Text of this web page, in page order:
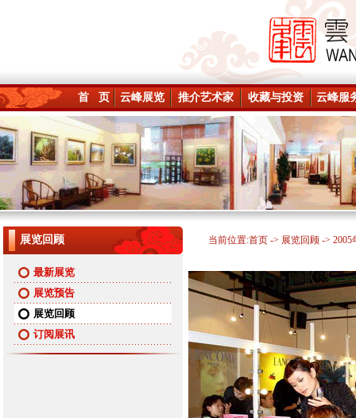
首 页 云峰展览 推介艺术家 收藏与投资 云峰服
展览回顾
最新展览
展览预告
展览回顾
订阅展讯
当前位置:首页-> 展览回顾-> 2005